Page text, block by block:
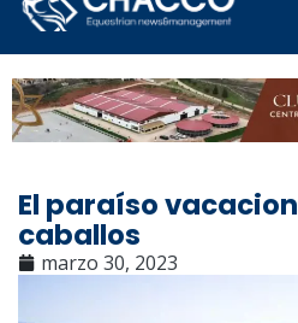
cabecera
El paraíso
caballos
marzo 30, 2023